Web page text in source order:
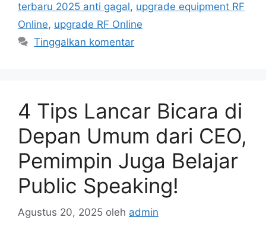
terbaru 2025 anti gagal, upgrade equipment RF
Online, upgrade RF Online
Tinggalkan komentar
4 Tips Lancar Bicara di
Depan Umum dari CEO,
Pemimpin Juga Belajar
Public Speaking!
Agustus 20, 2025 oleh admin